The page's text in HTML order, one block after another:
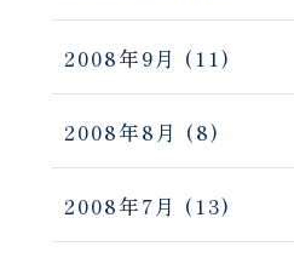
2008年9月 (11)
2008年8月 (8)
2008年7月 (13)